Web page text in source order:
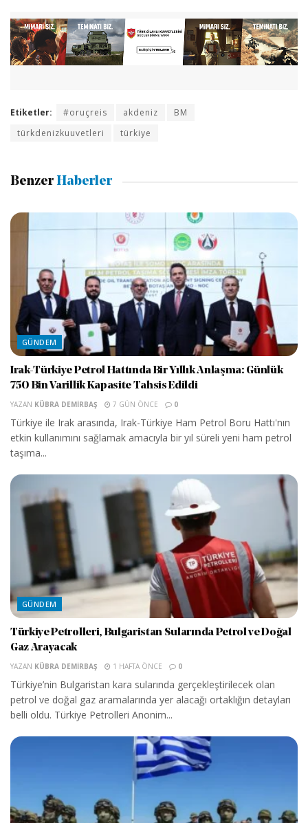
Etiketler: #oruçreis akdeniz
BM
türkdenizkuuvetleri
türkiye
Benzer Haberler
GÜNDEM
Irak-Türkiye Petrol Hattında Bir Yıllık Anlaşma: Günlük
750 Bin Varillik Kapasite Tahsis Edildi
YAZAN KÜBRA DEMIRBAŞ 7 GÜN ÖNCE 0
Türkiye ile Irak arasında, Irak-Türkiye Ham Petrol Boru Hattı'nın
etkin kullanımını sağlamak amacıyla bir yıl süreli yeni ham petrol
taşıma...
GÜNDEM
Türkiye Petrolleri, Bulgaristan Sularında Petrol ve Doğal
Gaz Arayacak
YAZAN KÜBRA DEMIRBAŞ 1 HAFTA ÖNCE 0
Türkiye’nin Bulgaristan kara sularında gerçekleştirilecek olan
petrol ve doğal gaz aramalarında yer alacağı ortaklığın detayları
belli oldu. Türkiye Petrolleri Anonim...